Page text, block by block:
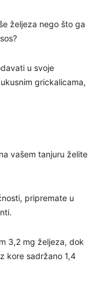
željeza nego što ga
u svoje
grickalicama,
vašem tanjuru želite
pripremate u
3,2 mg željeza, dok
kore sadržano 1,4